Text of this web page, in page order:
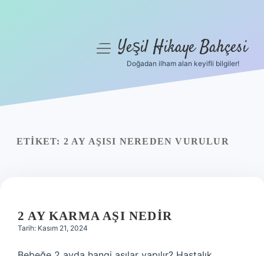
Yasal Uyarı
menüyüYeşil Hikaye Bahçesi
Doğadan ilham alan keyifli bilgiler!
ETIKET: 2 AY AŞISI NEREDEN VURULUR
2 AY KARMA AŞI NEDIR
Tarih: Kasım 21, 2024